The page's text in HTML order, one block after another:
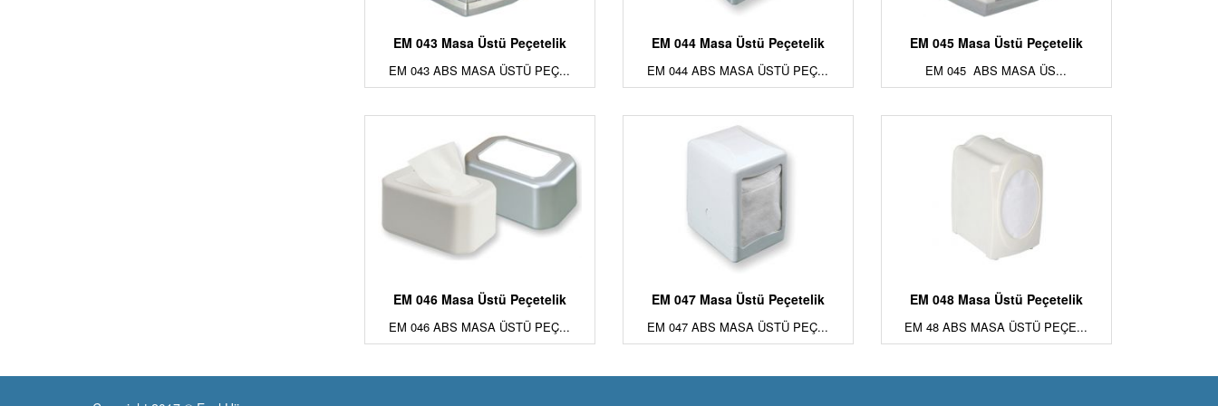
EM 043 Masa Üstü Peçetelik
EM 043 ABS MASA ÜSTÜ PEÇ...
EM 044 Masa Üstü Peçetelik
EM 044 ABS MASA ÜSTÜ PEÇ...
EM 045 Masa Üstü Peçetelik
EM 045 ABS MASA ÜS...
EM 046 Masa Üstü Peçetelik
EM 046 ABS MASA ÜSTÜ PEÇ...
EM 047 Masa Üstü Peçetelik
EM 047 ABS MASA ÜSTÜ PEÇ...
EM 048 Masa Üstü Peçetelik
EM 48 ABS MASA ÜSTÜ PEÇE...